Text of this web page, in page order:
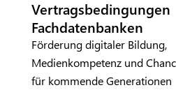
Vertragsbedingungen
Fachdatenbanken
Förderung digitaler Bildung,
Medienkompetenz und
für kommende Generationen